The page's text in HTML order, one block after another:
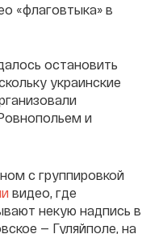
«флаговтыка» в
остановить
украинские
и
с группировкой
видео, где
некую надпись в
— Гуляйполе, на